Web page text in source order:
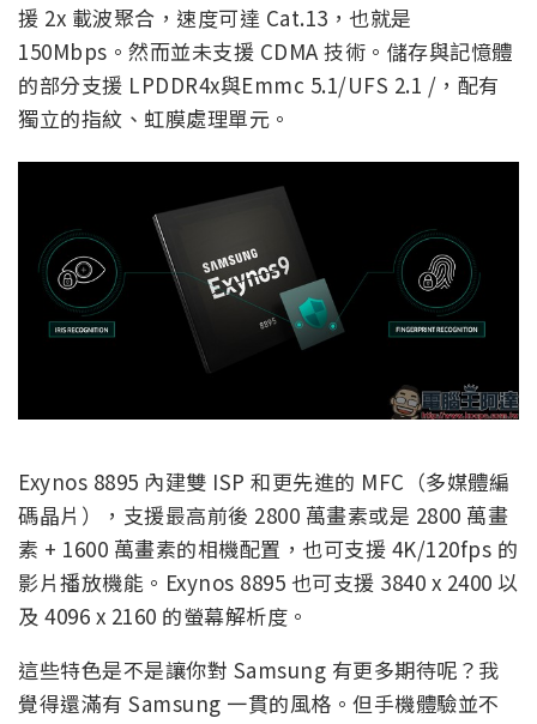
援 2x 載波聚合，速度可達 Cat.13，也就是
150Mbps。然而並未支援 CDMA 技術。儲存與記憶體
的部分支援 LPDDR4x與Emmc 5.1/UFS 2.1 /，配有
獨立的指紋、虹膜處理單元。
Exynos 8895 內建雙 ISP 和更先進的 MFC（多媒體編
碼晶片），支援最高前後 2800 萬畫素或是 2800 萬畫
素 + 1600 萬畫素的相機配置，也可支援 4K/120fps 的
影片播放機能。Exynos 8895 也可支援 3840 x 2400 以
及 4096 x 2160 的螢幕解析度。
這些特色是不是讓你對 Samsung 有更多期待呢？我
覺得還滿有 Samsung 一貫的風格。但手機體驗並不